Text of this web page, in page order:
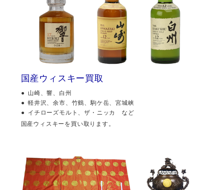
国産ウィスキー買取
山崎、響、白州
軽井沢、余市、竹鶴、駒ケ岳、宮城峡
イチローズモルト、ザ・ニッカ など
国産ウィスキーを買い取ります。